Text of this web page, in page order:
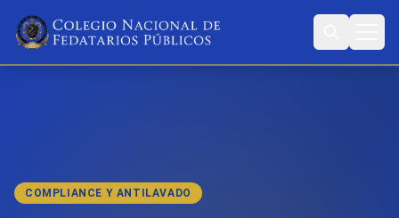
COMPLIANCE Y ANTILAVADO